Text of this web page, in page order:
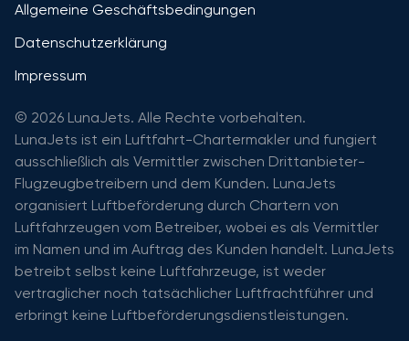
Allgemeine Geschäftsbedingungen
Datenschutzerklärung
Impressum
© 2026 LunaJets. Alle Rechte vorbehalten.
LunaJets ist ein Luftfahrt-Chartermakler und fungiert
ausschließlich als Vermittler zwischen Drittanbieter-
Flugzeugbetreibern und dem Kunden. LunaJets
organisiert Luftbeförderung durch Chartern von
Luftfahrzeugen vom Betreiber, wobei es als Vermittler
im Namen und im Auftrag des Kunden handelt. LunaJets
betreibt selbst keine Luftfahrzeuge, ist weder
vertraglicher noch tatsächlicher Luftfrachtführer und
erbringt keine Luftbeförderungsdienstleistungen.